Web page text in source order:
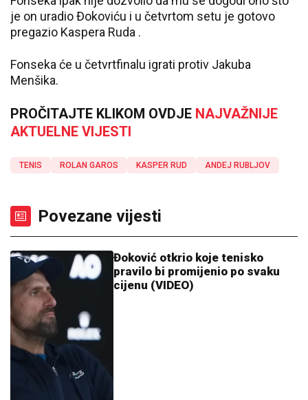
je on uradio Đokoviću i u četvrtom setu je gotovo
pregazio Kaspera Ruda .
Fonseka će u četvrtfinalu igrati protiv Jakuba
Menšika.
PROČITAJTE KLIKOM OVDJE NAJVAŽNIJE
AKTUELNE VIJESTI
TENIS ROLAN GAROS KASPER RUD ANDEJ RUBLJOV
Povezane vijesti
Đoković otkrio koje tenisko
pravilo bi promijenio po svaku
cijenu (VIDEO)